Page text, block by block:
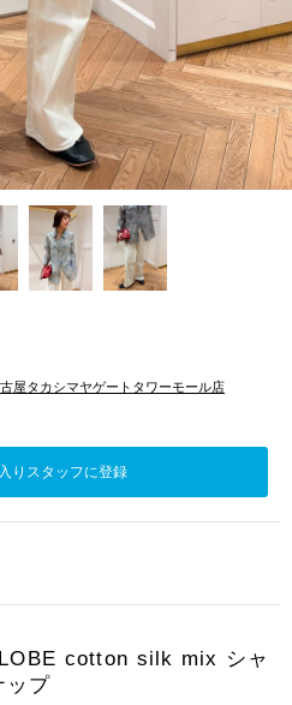
屋タカシマヤゲートタワーモール店
りスタッフに登録
cotton silk mix シャ
ップ